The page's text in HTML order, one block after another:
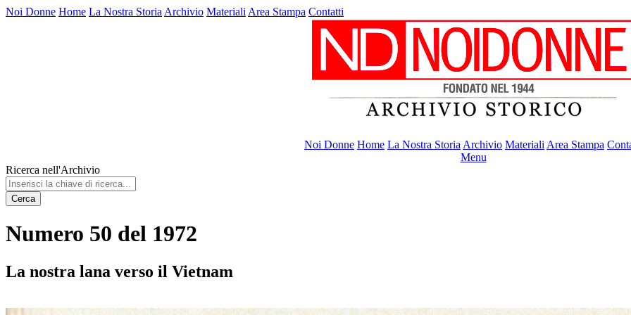
Noi Donne Home La Nostra Storia Archivio Materiali Area Stampa Contatti
Noi Donne Home La Nostra Storia Archivio Materiali Area Stampa
Menu
Ricerca nell'Archivio
Cerca
Numero 50 del 1972
La nostra lana verso il Vietnam